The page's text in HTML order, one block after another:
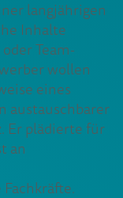
langjährigen
Inhalte
Team-
wollen
eines
austauschbarer
Er plädierte für
an